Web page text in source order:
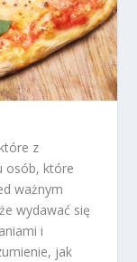
z
osób, które
ważnym
wydawać się
i
jak